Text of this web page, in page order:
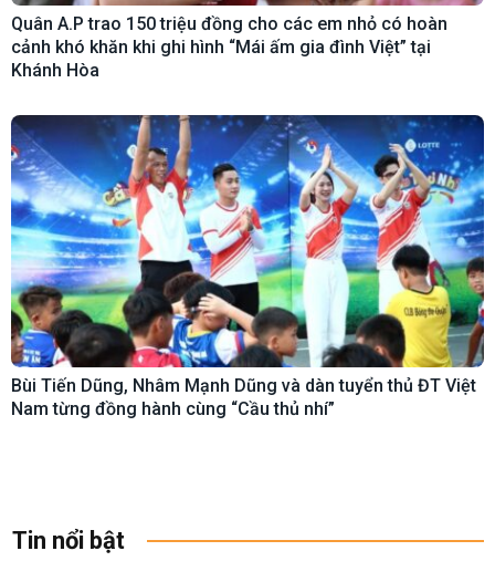
Quân A.P trao 150 triệu đồng cho các em nhỏ có hoàn
cảnh khó khăn khi ghi hình “Mái ấm gia đình Việt” tại
Khánh Hòa
Bùi Tiến Dũng, Nhâm Mạnh Dũng và dàn tuyển thủ ĐT Việt
Nam từng đồng hành cùng “Cầu thủ nhí”
Tin nổi bật